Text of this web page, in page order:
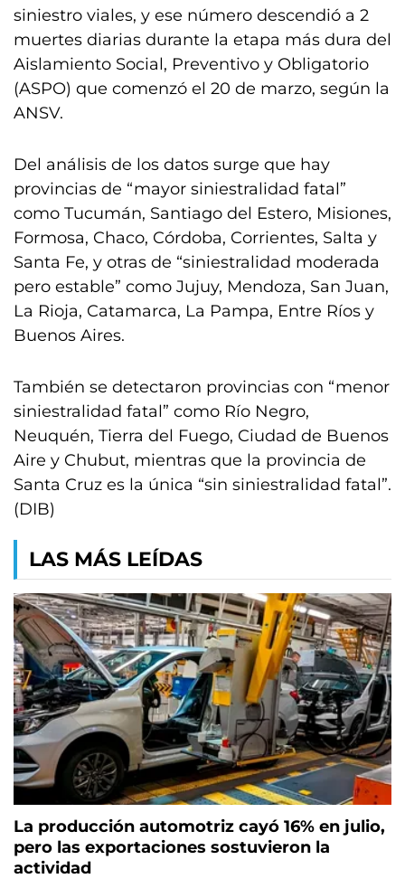
siniestro viales, y ese número descendió a 2
muertes diarias durante la etapa más dura del
Aislamiento Social, Preventivo y Obligatorio
(ASPO) que comenzó el 20 de marzo, según la
ANSV.
Del análisis de los datos surge que hay
provincias de “mayor siniestralidad fatal”
como Tucumán, Santiago del Estero, Misiones,
Formosa, Chaco, Córdoba, Corrientes, Salta y
Santa Fe, y otras de “siniestralidad moderada
pero estable” como Jujuy, Mendoza, San Juan,
La Rioja, Catamarca, La Pampa, Entre Ríos y
Buenos Aires.
También se detectaron provincias con “menor
siniestralidad fatal” como Río Negro,
Neuquén, Tierra del Fuego, Ciudad de Buenos
Aire y Chubut, mientras que la provincia de
Santa Cruz es la única “sin siniestralidad fatal”.
(DIB)
LAS MÁS LEÍDAS
La producción automotriz cayó 16% en julio,
pero las exportaciones sostuvieron la
actividad